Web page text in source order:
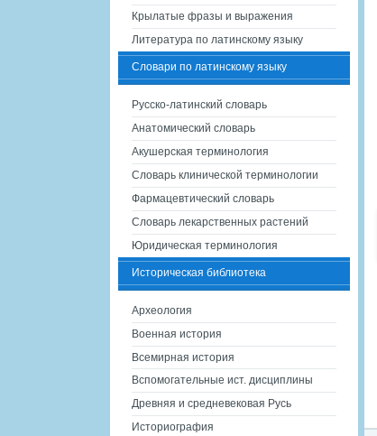
Крылатые фразы и выражения
Литература по латинскому языку
Словари по латинскому языку
Русско-латинский словарь
Анатомический словарь
Акушерская терминология
Словарь клинической терминологии
Фармацевтический словарь
Словарь лекарственных растений
Юридическая терминология
Историческая библиотека
Археология
Военная история
Всемирная история
Вспомогательные ист. дисциплины
Древняя и средневековая Русь
Историография